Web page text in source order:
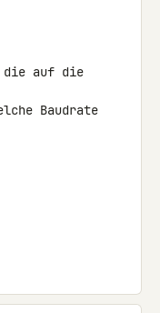
die auf die
Baudrate